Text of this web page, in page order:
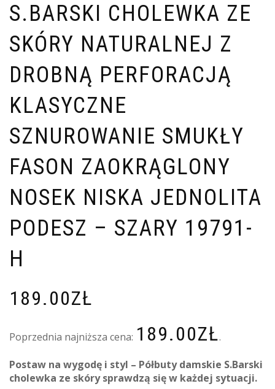
S.BARSKI CHOLEWKA ZE
SKÓRY NATURALNEJ Z
DROBNĄ PERFORACJĄ
KLASYCZNE
SZNUROWANIE SMUKŁY
FASON ZAOKRĄGLONY
NOSEK NISKA JEDNOLITA
PODESZ – SZARY 19791-
H
189.00ZŁ
Poprzednia najniższa cena: 189.00ZŁ.
Postaw na wygodę i styl – Półbuty damskie S.Barski
cholewka ze skóry sprawdzą się w każdej sytuacji.